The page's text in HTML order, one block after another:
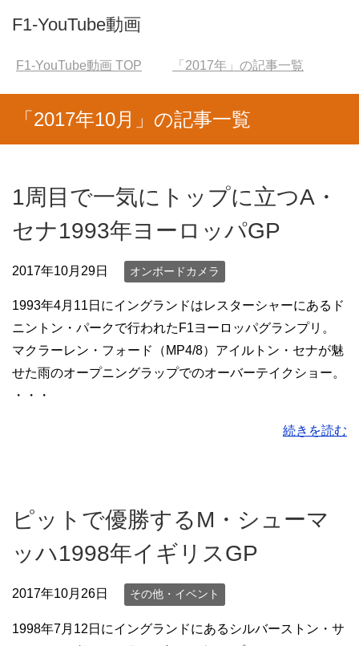
F1-YouTube動画
F1-YouTube動画 TOP 「2017年」の記事一覧
「2017年10月」の記事一覧
1周目で一気にトップに立つA・
セナ1993年ヨーロッパGP
2017年10月29日 オンボードカメラ
1993年4月11日にイングランドはレスターシャーにあるド
ニントン・パークで行われたF1ヨーロッパグランプリ。
マクラーレン・フォード（MP4/8）アイルトン・セナが魅
せた雨のオープニングラップでのオーバーテイクショー。
・・・
続きを読む
ピットで優勝するM・シューマ
ッハ1998年イギリスGP
2017年10月26日 その他・イベント
1998年7月12日にイングランドにあるシルバーストン・サ